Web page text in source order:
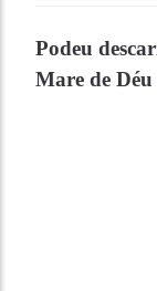
Podeu
Mare de